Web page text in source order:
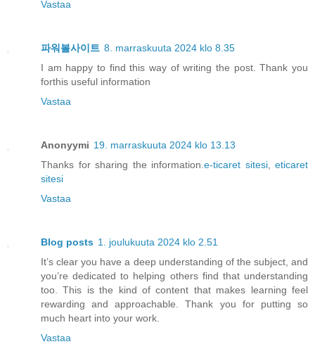
Vastaa
파워볼사이트 8. marraskuuta 2024 klo 8.35
I am happy to find this way of writing the post. Thank you
forthis useful information
Vastaa
Anonyymi 19. marraskuuta 2024 klo 13.13
Thanks for sharing the information.e-ticaret sitesi, eticaret
sitesi
Vastaa
Blog posts 1. joulukuuta 2024 klo 2.51
It’s clear you have a deep understanding of the subject, and
you’re dedicated to helping others find that understanding
too. This is the kind of content that makes learning feel
rewarding and approachable. Thank you for putting so
much heart into your work.
Vastaa